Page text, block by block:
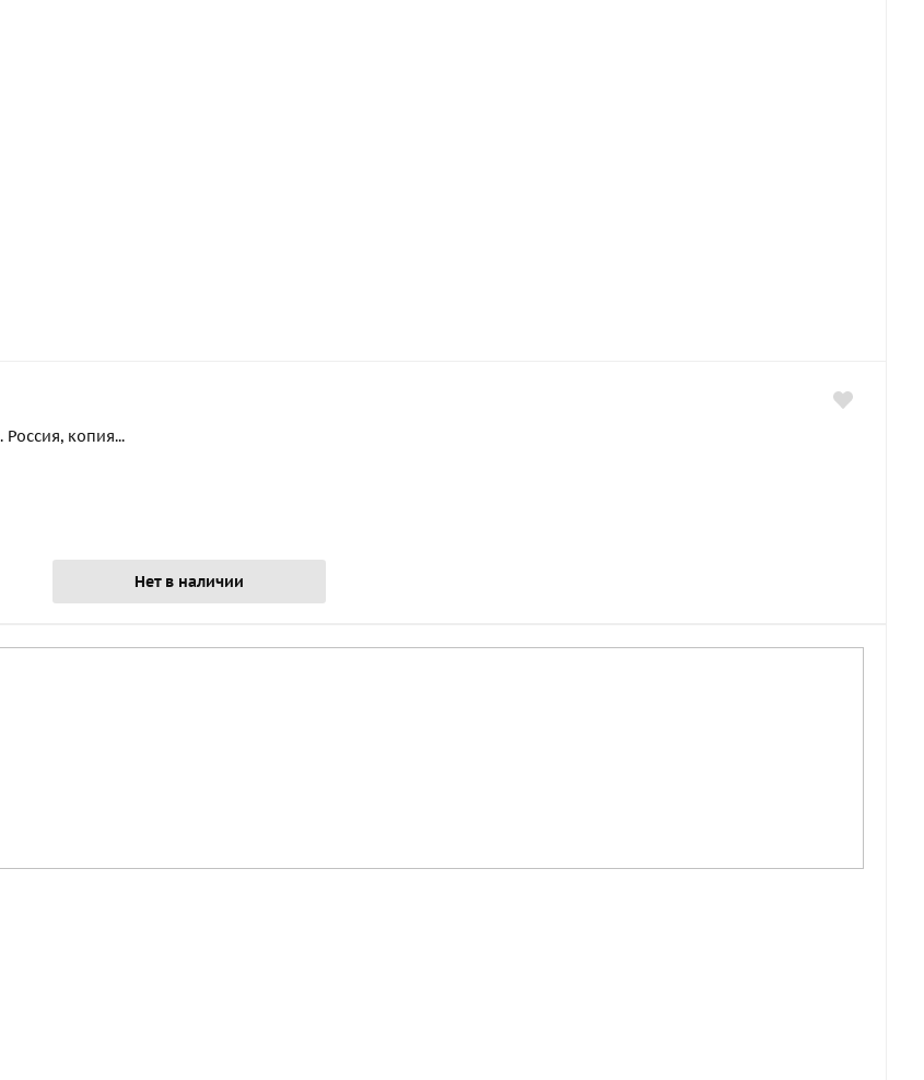
копия...
Нет в наличии